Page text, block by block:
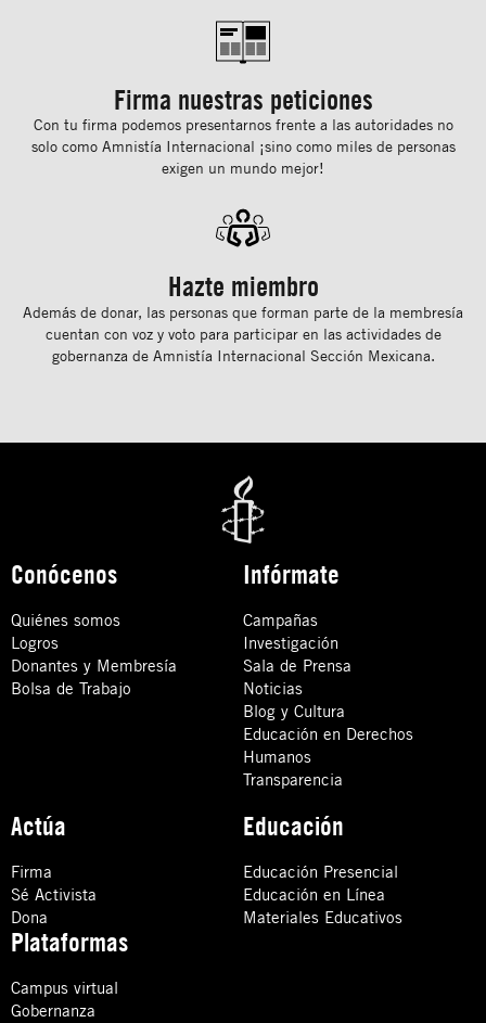
Firma nuestras peticiones
Con tu ﬁrma podemos presentarnos frente a las autoridades no
solo como Amnistía Internacional ¡sino como miles de personas
exigen un mundo mejor!
Hazte miembro
Además de donar, las personas que forman parte de la membresía
cuentan con voz y voto para participar en las actividades de
gobernanza de Amnistía Internacional Sección Mexicana.
Conócenos
Quiénes somos
Logros
Donantes y Membresía
Bolsa de Trabajo
Infórmate
Campañas
Investigación
Sala de Prensa
Noticias
Blog y Cultura
Educación en Derechos
Humanos
Transparencia
Actúa
Firma
Sé Activista
Dona
Educación
Educación Presencial
Educación en Línea
Materiales Educativos
Plataformas
Campus virtual
Gobernanza